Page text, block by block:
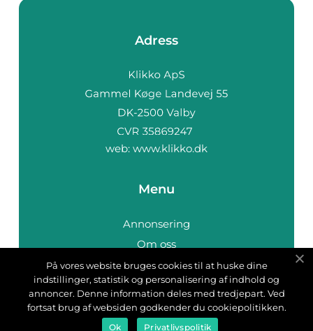
Adress
web: www.klikko.dk
Menu
Annonsering
Om oss
Cookies
Kontakta oss
Sitemap
På vores website bruges cookies til at huske dine
indstillinger, statistik og personalisering af indhold og
annoncer. Denne information deles med tredjepart. Ved
fortsat brug af websiden godkender du cookiepolitikken.
Ok Privatlivspolitik